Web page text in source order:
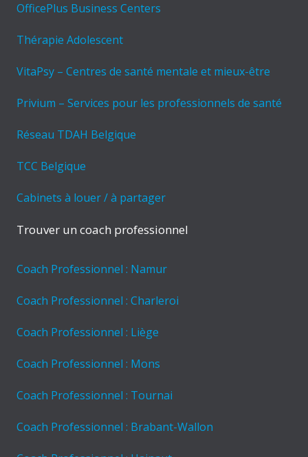
OfficePlus Business Centers
Thérapie Adolescent
VitaPsy – Centres de santé mentale et mieux-être
Privium – Services pour les professionnels de santé
Réseau TDAH Belgique
TCC Belgique
Cabinets à louer / à partager
Trouver un coach professionnel
Coach Professionnel : Namur
Coach Professionnel : Charleroi
Coach Professionnel : Liège
Coach Professionnel : Mons
Coach Professionnel : Tournai
Coach Professionnel : Brabant-Wallon